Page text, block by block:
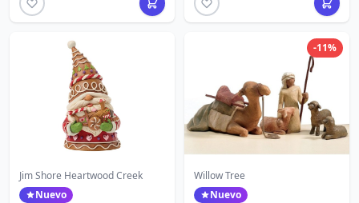
Jim Shore Heartwood Creek
Nuevo
-11%
Willow Tree
Nuevo